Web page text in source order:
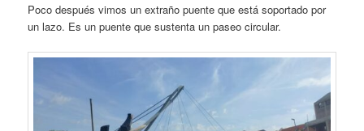
Poco después vimos un extraño puente que está soportado por
un lazo. Es un puente que sustenta un paseo circular.